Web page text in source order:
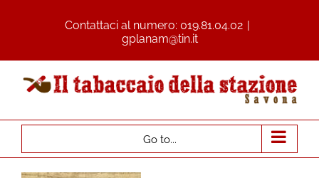
Contattaci al numero: 019.81.04.02 |
gplanam@tin.it
Go to...